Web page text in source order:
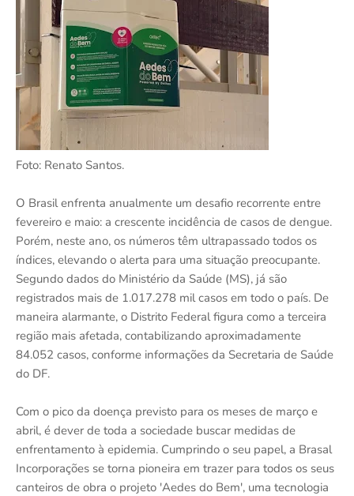
Foto: Renato Santos.
O Brasil enfrenta anualmente um desafio recorrente entre
fevereiro e maio: a crescente incidência de casos de dengue.
Porém, neste ano, os números têm ultrapassado todos os
índices, elevando o alerta para uma situação preocupante.
Segundo dados do Ministério da Saúde (MS), já são
registrados mais de 1.017.278 mil casos em todo o país. De
maneira alarmante, o Distrito Federal figura como a terceira
região mais afetada, contabilizando aproximadamente
84.052 casos, conforme informações da Secretaria de Saúde
do DF.
Com o pico da doença previsto para os meses de março e
abril, é dever de toda a sociedade buscar medidas de
enfrentamento à epidemia. Cumprindo o seu papel, a Brasal
Incorporações se torna pioneira em trazer para todos os seus
canteiros de obra o projeto 'Aedes do Bem', uma tecnologia